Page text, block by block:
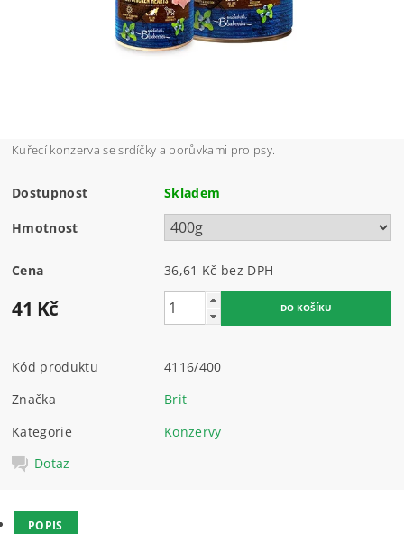
Kuřecí konzerva se srdíčky a borůvkami pro psy.
Dostupnost Skladem
Hmotnost
Cena 36,61 Kč bez DPH
41 Kč
Kód produktu
4116/400
Značka
Brit
Kategorie
Konzervy
Dotaz
POPIS